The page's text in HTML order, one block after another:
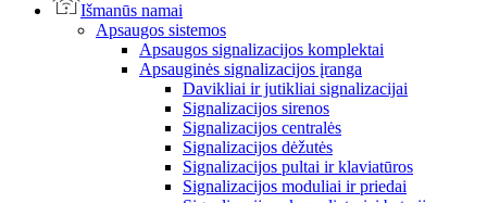
Išmanūs namai
Apsaugos sistemos
Apsaugos signalizacijos komplektai
Apsauginės signalizacijos įranga
Davikliai ir jutikliai signalizacijai
Signalizacijos sirenos
Signalizacijos centralės
Signalizacijos dėžutės
Signalizacijos pultai ir klaviatūros
Signalizacijos moduliai ir priedai